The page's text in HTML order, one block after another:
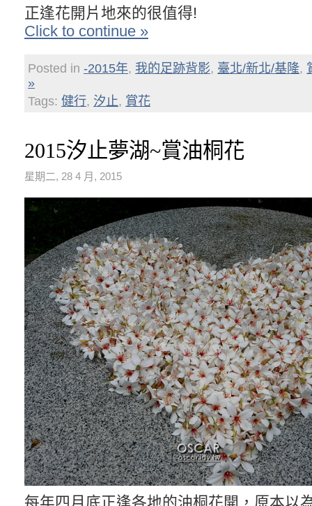
正逢花開片地來的很值得!
Click to continue »
Posted in -2015年, 我的足跡背影, 臺北/新北/基隆,
»
Tags: 健行, 汐止, 賞花
2015汐止夢湖~賞油桐花
星期二, 28 4 月, 2015
每年四月底正逢各地的油桐花開，原本以